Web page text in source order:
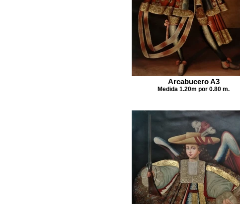
Arcabucero A3
Medida 1.20m por 0.80 m.